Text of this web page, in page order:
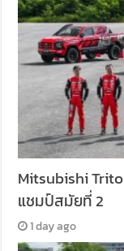
Mitsubishi
แชมป์สมัยที่ 2
1 day ago